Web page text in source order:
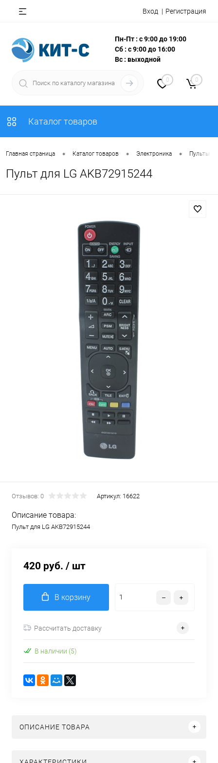
Вход Регистрация
Пн-Пт : с 9:00 до 19:00
Сб : с 9:00 до 16:00
Вс : выходной
0 0
Каталог товаров
Главная страница • Каталог товаров • Электроника • Пульты
Пульт для LG AKB72915244
Отзывов: 0 Артикул: 16622
Описание товара:
Пульт для LG AKB72915244
420 руб. / шт
В корзину
Рассчитать доставку
В наличии (5)
ОПИСАНИЕ ТОВАРА